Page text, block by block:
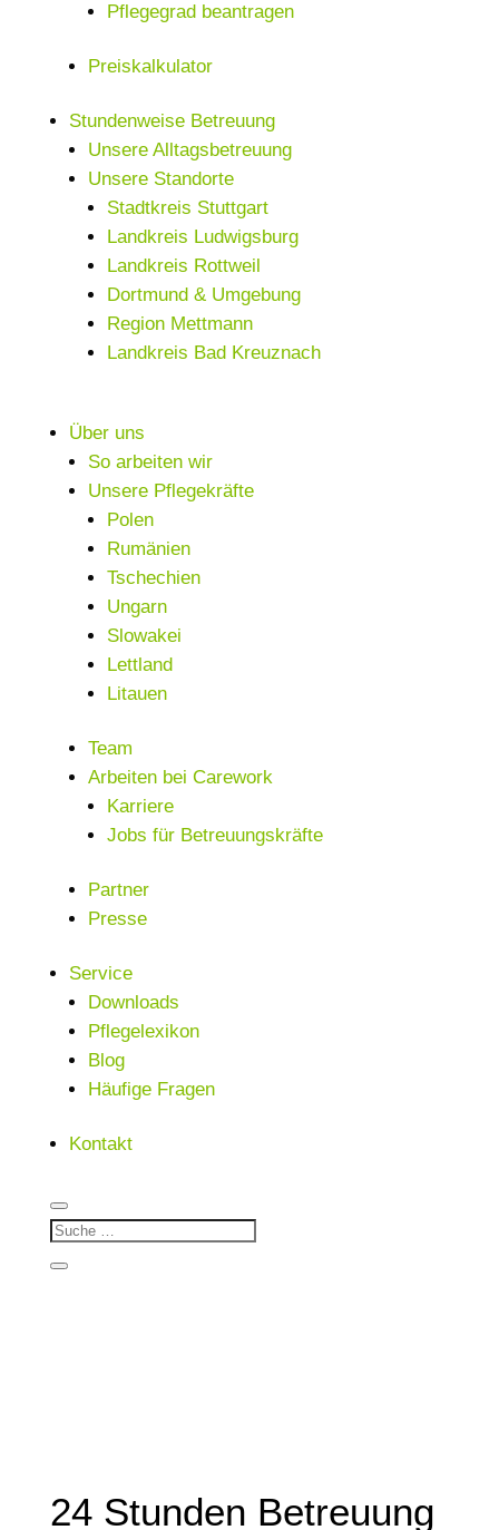
Pflegegrad beantragen
Preiskalkulator
Stundenweise Betreuung
Unsere Alltagsbetreuung
Unsere Standorte
Stadtkreis Stuttgart
Landkreis Ludwigsburg
Landkreis Rottweil
Dortmund & Umgebung
Region Mettmann
Landkreis Bad Kreuznach
Über uns
So arbeiten wir
Unsere Pflegekräfte
Polen
Rumänien
Tschechien
Ungarn
Slowakei
Lettland
Litauen
Team
Arbeiten bei Carework
Karriere
Jobs für Betreuungskräfte
Partner
Presse
Service
Downloads
Pflegelexikon
Blog
Häufige Fragen
Kontakt
24 Stunden Betreuung